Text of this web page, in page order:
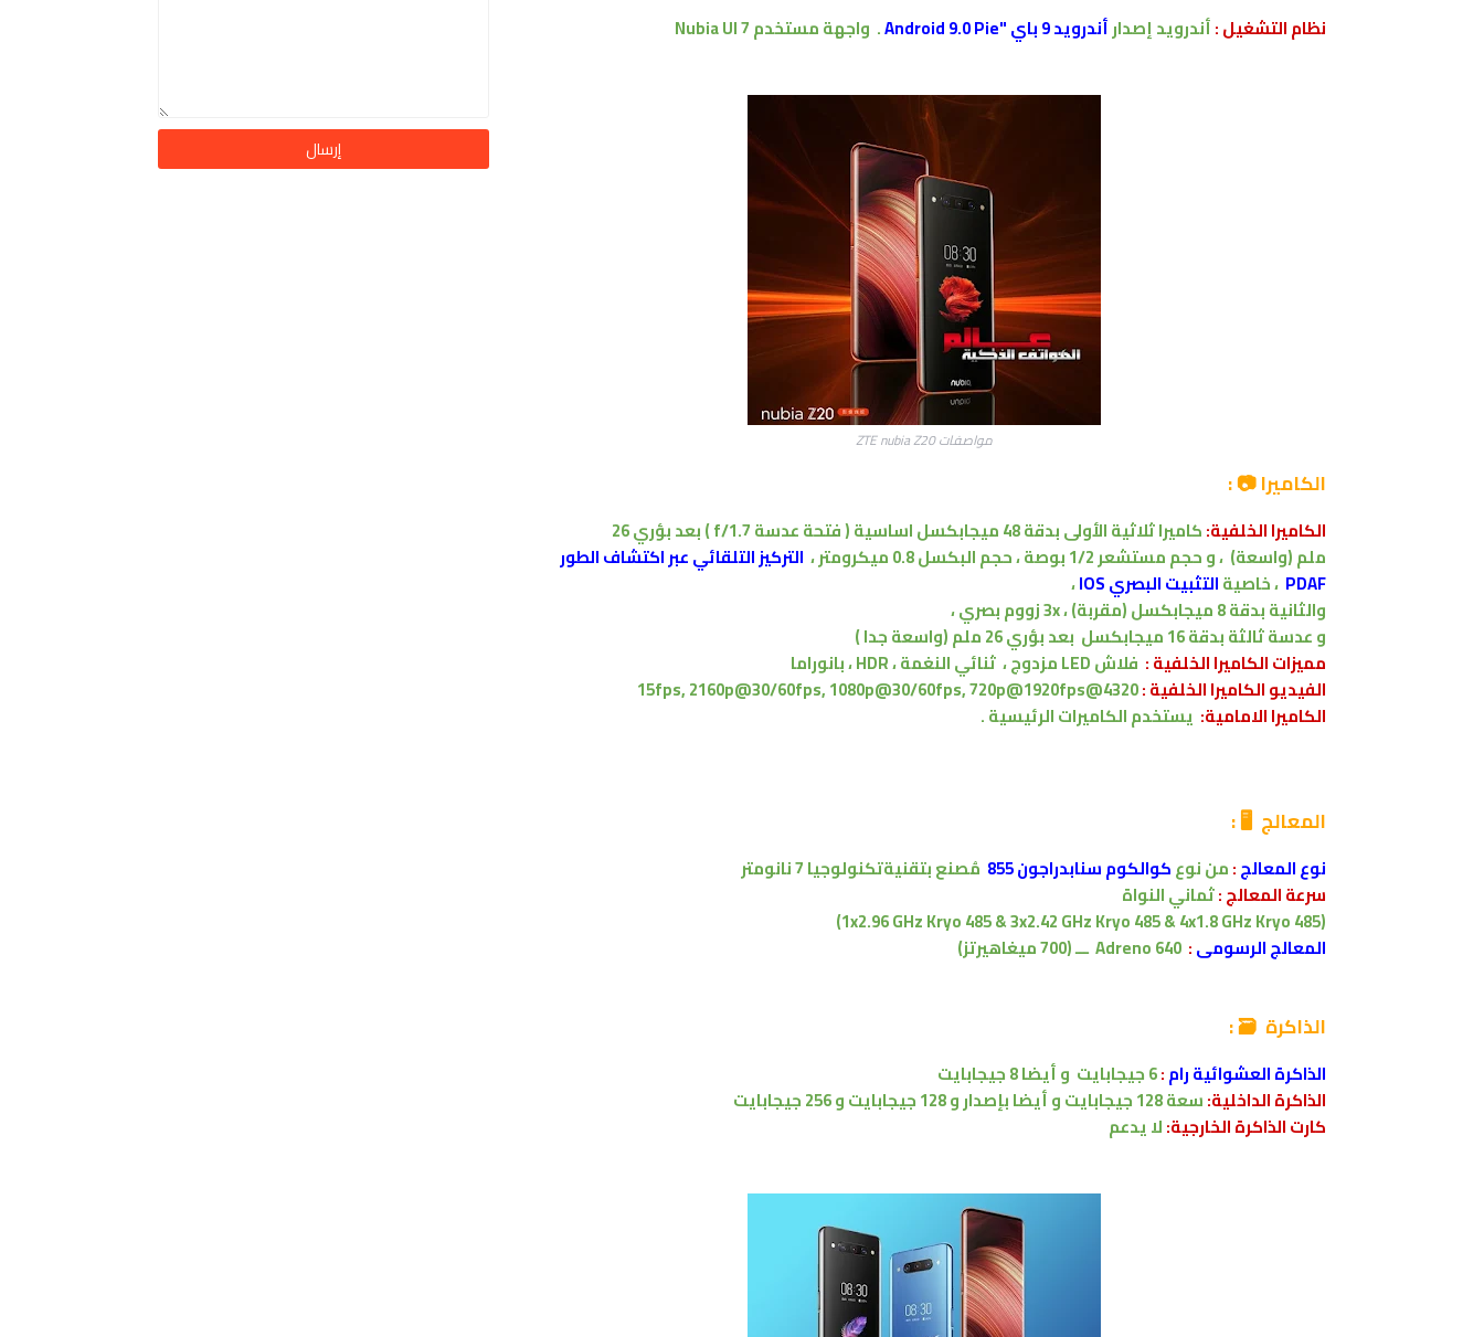
نظام التشغيل :أندرويد إصدارأندرويد 9 باي "Android 9.0 Pie . واجهة مستخدمNubia UI 7
مواصفات ZTE nubia Z20
الكاميرا 📷 :
الكاميرا الخلفية:كاميرا ثلاثيةالأولىبدقة ( فتحة عدسة f/1.7 )
بعد بؤري 26
ملم(واسعة) ،و حجم مستشعر 1/2 بوصة ، حجم البكسل 0.8 ميكرومتر ، التركيز التلقائي عبر اكتشاف الطور
PDAF ،خاصيةالتثبيت البصري IOS
،
والثانية بدقة
(مقربة)، 3x زووم بصري ،
وعدسة ثالثة بدقة 16 ميجابكسل بعد بؤري 26 ملم
(واسعة جدا )
مميزاتالكاميرا الخلفية : فلاش LED مزدوج ،
ثنائي النغمة ، HDR ، بانوراما
الفيديو الكاميرا الخلفية :4320@15fps, 2160p@30/60fps, 1080p@30/60fps, 720p@1920fps
الكاميرا الامامية: يستخدم الكاميرات الرئيسية.
المعالج 🖥 :
نوع المعالج:من نوعكوالكومسنابدراجون 855 مُصنع بتقنيةتكنولوجيا 7 نانومتر
سرعة المعالج :ثماني النواة
(1x2.96 GHz Kryo 485 & 3x2.42 GHz Kryo 485 & 4x1.8 GHz Kryo 485)
المعالج الرسومى:
Adreno 640 ـــ (700 ميغاهيرتز)
الذاكرة 🗃 :
الذاكرة العشوائية رام:6 جيجابايت
و أيضا 8 جيجابايت
الذاكرة الداخلية:سعة128جيجابايتو أيضا بإصدارو 128 جيجابايت و256 جيجابايت
كارت الذاكرة الخارجية:لا يدعم